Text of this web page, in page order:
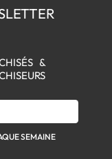
&
SEMAINE